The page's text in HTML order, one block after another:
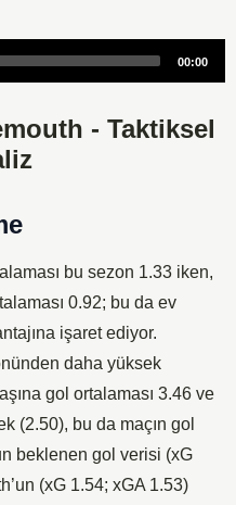
00:00
- Taktiksel
bu sezon 1.33 iken,
0.92; bu da ev
işaret ediyor.
daha yüksek
gol ortalaması 3.46 ve
(2.50), bu da maçın gol
beklenen gol verisi (xG
(xG 1.54; xGA 1.53)